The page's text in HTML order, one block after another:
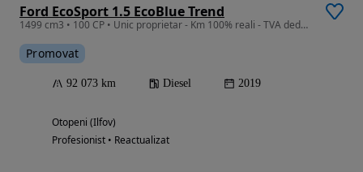
Ford EcoSport 1.5 EcoBlue Trend
1499 cm3 • 100 CP • Unic proprietar - Km 100% reali - TVA deductibil
Promovat
92 073 km Diesel 2019
Otopeni (Ilfov)
Profesionist • Reactualizat